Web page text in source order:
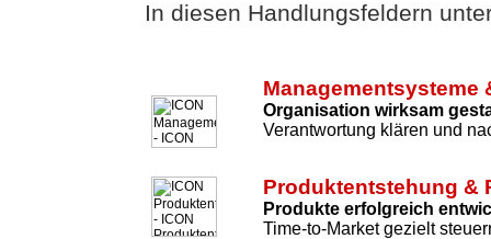
In diesen Handlungsfeldern
Managementsysteme
Organisation wirksam
Verantwortung klären und
Produktentstehung &
Produkte erfolgreich
Time-to-Market gezielt